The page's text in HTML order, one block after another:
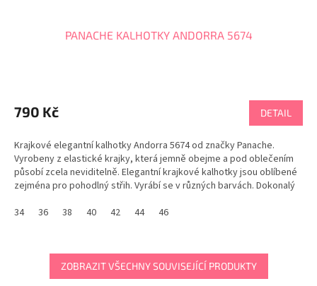
PANACHE KALHOTKY ANDORRA 5674
790 Kč DETAIL
Krajkové elegantní kalhotky Andorra 5674 od značky Panache.
Vyrobeny z elastické krajky, která jemně obejme a pod oblečením
působí zcela neviditelně. Elegantní krajkové kalhotky jsou oblíbené
zejména pro pohodlný střih. Vyrábí se v různých barvách. Dokonalý
34
36 38 40 42 44 46
ZOBRAZIT VŠECHNY SOUVISEJÍCÍ PRODUKTY